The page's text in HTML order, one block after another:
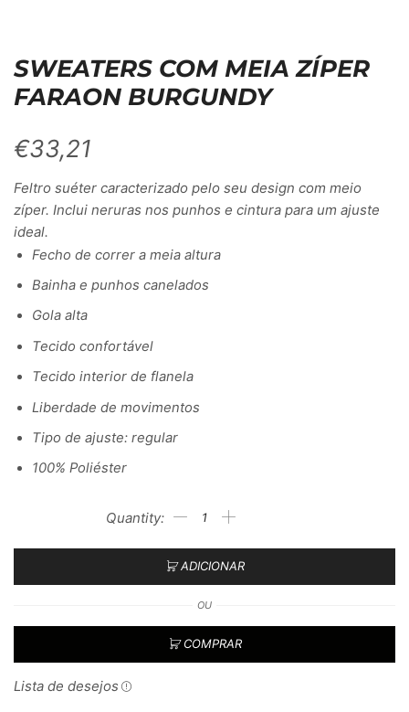
SWEATERS COM MEIA ZÍPER
FARAON BURGUNDY
€33,21
Feltro suéter caracterizado pelo seu design com meio
zíper. Inclui neruras nos punhos e cintura para um ajuste
ideal.
Fecho de correr a meia altura
Bainha e punhos canelados
Gola alta
Tecido confortável
Tecido interior de flanela
Liberdade de movimentos
Tipo de ajuste: regular
100% Poliéster
ADICIONAR
OU
COMPRAR
Lista de desejos